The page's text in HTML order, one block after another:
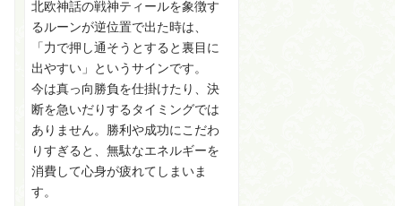
北欧神話の戦神ティールを象徴す
るルーンが逆位置で出た時は、
「力で押し通そうとすると裏目に
出やすい」というサインです。
今は真っ向勝負を仕掛けたり、決
断を急いだりするタイミングでは
ありません。勝利や成功にこだわ
りすぎると、無駄なエネルギーを
消費して心身が疲れてしまいま
す。